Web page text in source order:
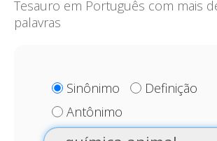
Tesauro em Português com mais
palavras
Sinônimo
Definição
Antônimo